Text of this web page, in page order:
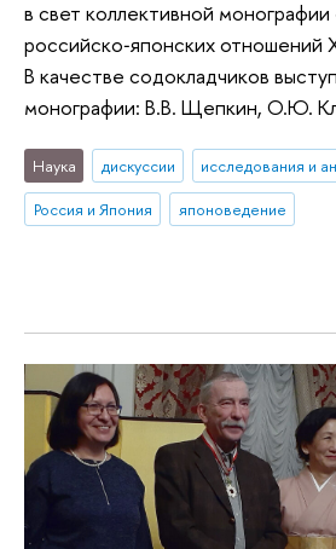
в свет коллективной
российско‑японских отношений
В качестве содокладчиков
монографии: В.В. Щепкин, О.Ю.
Наука дискуссии исследования и
Россия и Япония
японоведение